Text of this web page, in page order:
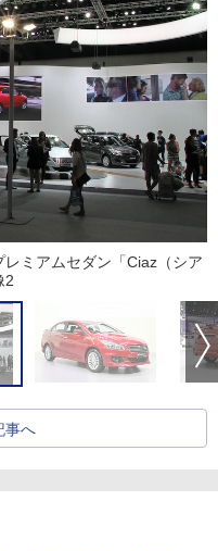
レミアムセダン「Ciaz（シア
2
事へ